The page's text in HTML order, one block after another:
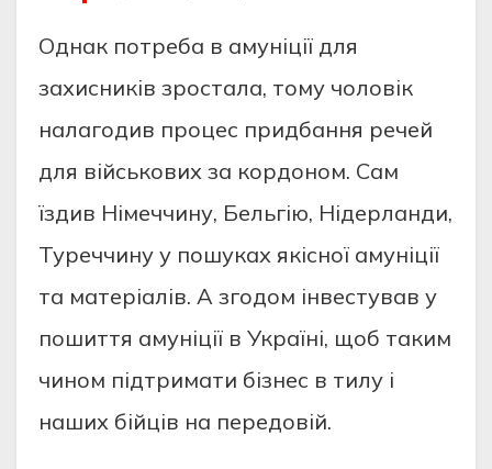
Однак потреба в амуніції для
захисників зростала, тому чоловік
налагодив процес придбання речей
для військових за кордоном. Сам
їздив Німеччину, Бельгію, Нідерланди,
Туреччину у пошуках якісної амуніції
та матеріалів. А згодом інвестував у
пошиття амуніції в Україні, щоб таким
чином підтримати бізнес в тилу і
наших бійців на передовій.